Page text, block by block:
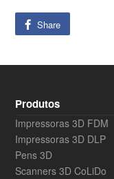
Share
Produtos
Impressoras 3D FDM
Impressoras 3D DLP
Pens 3D
Scanners 3D CoLiDo